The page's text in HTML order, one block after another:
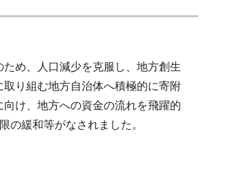
め、人口減少を克服し、地方創生
り組む地方自治体へ積極的に寄附
け、地方への資金の流れを飛躍的
の緩和等がなされました。